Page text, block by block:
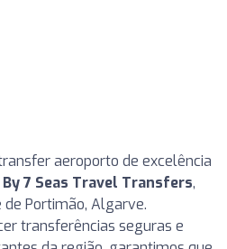
aeroporto de excelência
By 7 Seas Travel Transfers,
Portimão, Algarve.
transferências seguras e